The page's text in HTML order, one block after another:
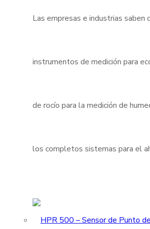
Las empresas e industrias
instrumentos de medición para
de rocío para la medición de
los completos sistemas para el